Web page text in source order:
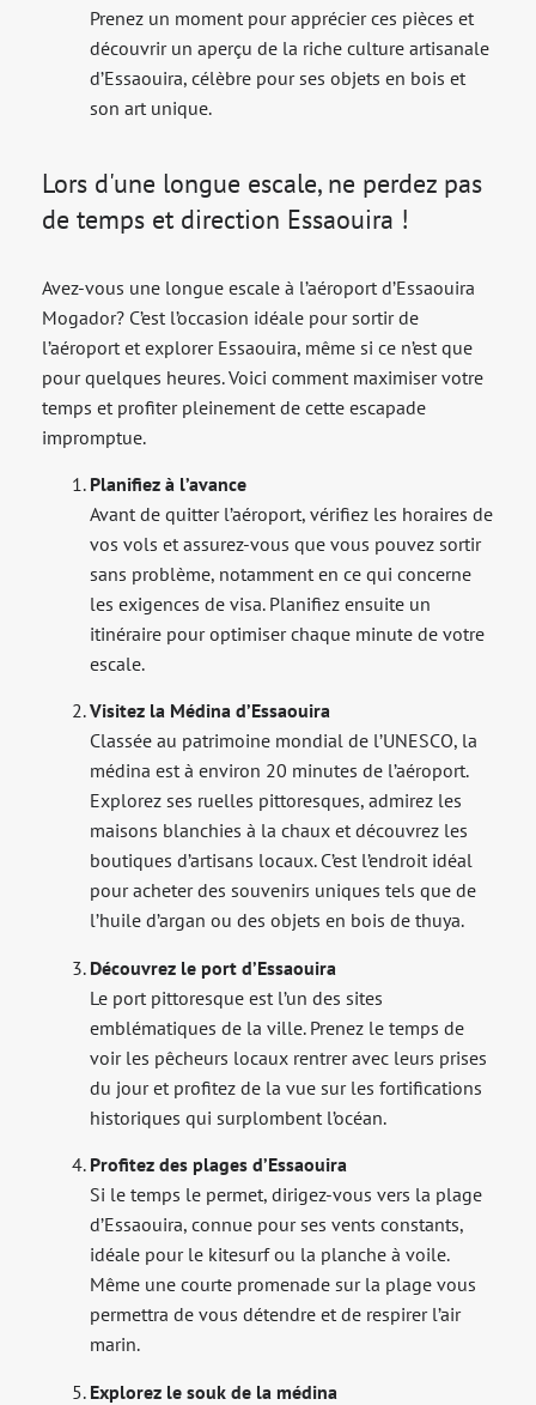
Prenez un moment pour apprécier ces pièces et
découvrir un aperçu de la riche culture artisanale
d’Essaouira, célèbre pour ses objets en bois et
son art unique.
Lors d'une longue escale, ne perdez pas
de temps et direction Essaouira !
Avez-vous une longue escale à l’aéroport d’Essaouira
Mogador? C’est l’occasion idéale pour sortir de
l’aéroport et explorer Essaouira, même si ce n’est que
pour quelques heures. Voici comment maximiser votre
temps et profiter pleinement de cette escapade
impromptue.
Planifiez à l’avance
Avant de quitter l’aéroport, vérifiez les horaires de
vos vols et assurez-vous que vous pouvez sortir
sans problème, notamment en ce qui concerne
les exigences de visa. Planifiez ensuite un
itinéraire pour optimiser chaque minute de votre
escale.
Visitez la Médina d’Essaouira
Classée au patrimoine mondial de l’UNESCO, la
médina est à environ 20 minutes de l’aéroport.
Explorez ses ruelles pittoresques, admirez les
maisons blanchies à la chaux et découvrez les
boutiques d’artisans locaux. C’est l’endroit idéal
pour acheter des souvenirs uniques tels que de
l’huile d’argan ou des objets en bois de thuya.
Découvrez le port d’Essaouira
Le port pittoresque est l’un des sites
emblématiques de la ville. Prenez le temps de
voir les pêcheurs locaux rentrer avec leurs prises
du jour et profitez de la vue sur les fortifications
historiques qui surplombent l’océan.
Profitez des plages d’Essaouira
Si le temps le permet, dirigez-vous vers la plage
d’Essaouira, connue pour ses vents constants,
idéale pour le kitesurf ou la planche à voile.
Même une courte promenade sur la plage vous
permettra de vous détendre et de respirer l’air
marin.
Explorez le souk de la médina